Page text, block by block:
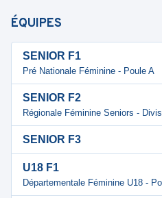
ÉQUIPES
SENIOR F1
Pré Nationale Féminine - Poule A
SENIOR F2
Régionale Féminine Seniors -
SENIOR F3
U18 F1
Départementale Féminine U18 -